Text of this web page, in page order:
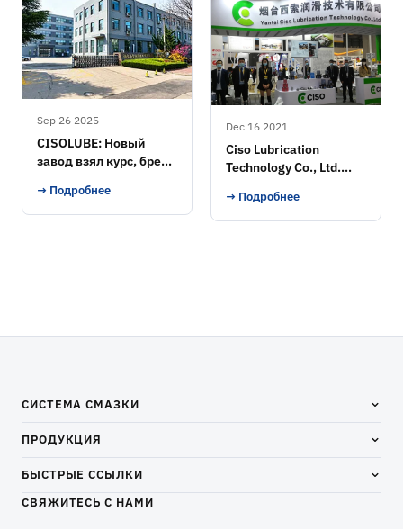
Sep 26 2025
CISOLUBE: Новый
завод взял курс, бренд
→ Подробнее
Dec 16 2021
Ciso Lubrication
Technology Co., Ltd.
→ Подробнее
СИСТЕМА СМАЗКИ
ПРОДУКЦИЯ
БЫСТРЫЕ ССЫЛКИ
СВЯЖИТЕСЬ С НАМИ